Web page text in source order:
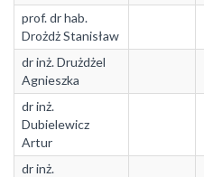
prof. dr hab.
Drożdż Stanisław
dr inż. Drużdżel
Agnieszka
dr inż.
Dubielewicz
Artur
dr inż.